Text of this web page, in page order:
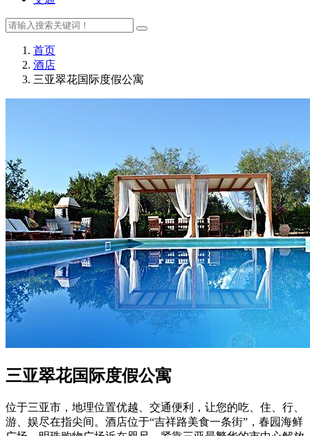
首页
酒店
三亚翠花国际度假公寓
三亚翠花国际度假公寓
位于三亚市，地理位置优越、交通便利，让您的吃、住、行、
游、娱尽在指尖间。酒店位于“吉祥路美食一条街”，春园海鲜